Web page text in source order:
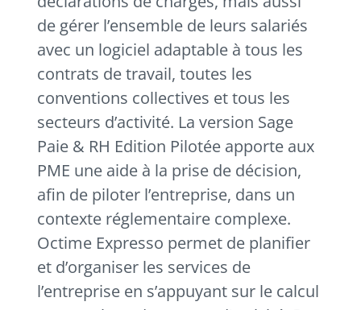
de gérer l’ensemble de leurs salariés
avec un logiciel adaptable à tous les
contrats de travail, toutes les
conventions collectives et tous les
secteurs d’activité. La version Sage
Paie & RH Edition Pilotée apporte aux
PME une aide à la prise de décision,
afin de piloter l’entreprise, dans un
contexte réglementaire complexe.
Octime Expresso permet de planifier
et d’organiser les services de
l’entreprise en s’appuyant sur le calcul